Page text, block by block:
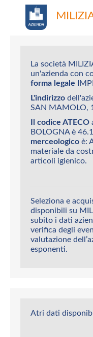
La società
un'azienda con
forma legale
L'indirizzo
SAN MAMOLO,
Il codice ATECO
BOLOGNA è
merceologico è:
materiale da
articoli igienico.
Seleziona e
disponibili su
subito i dati
verifica degli
valutazione
esponenti.
Atri dati